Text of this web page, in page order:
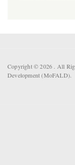
Copyright © 2026 . All
Development (MoFALD).